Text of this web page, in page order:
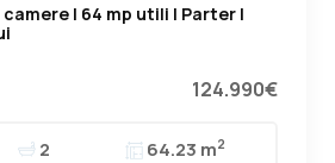
| 64 mp utili | Parter |
124.990€
2 64.23 m2